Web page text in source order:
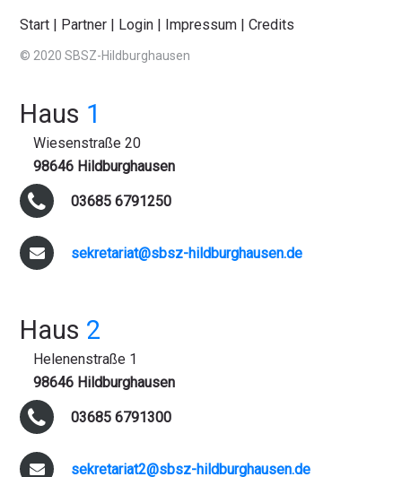
Start | Partner | Login | Impressum |Credits
© 2020 SBSZ-Hildburghausen
Haus 1
Wiesenstraße 20
98646 Hildburghausen
03685 6791250
sekretariat@sbsz-hildburghausen.de
Haus 2
Helenenstraße 1
98646 Hildburghausen
03685 6791300
sekretariat2@sbsz-hildburghausen.de